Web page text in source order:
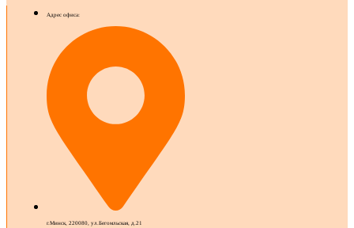
Адрес офиса:
г.Минск, 220080, ул.Бегомльская, д.21